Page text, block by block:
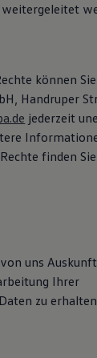
können
Handruper
jederzeit
finden
uns
Ihrer
zu